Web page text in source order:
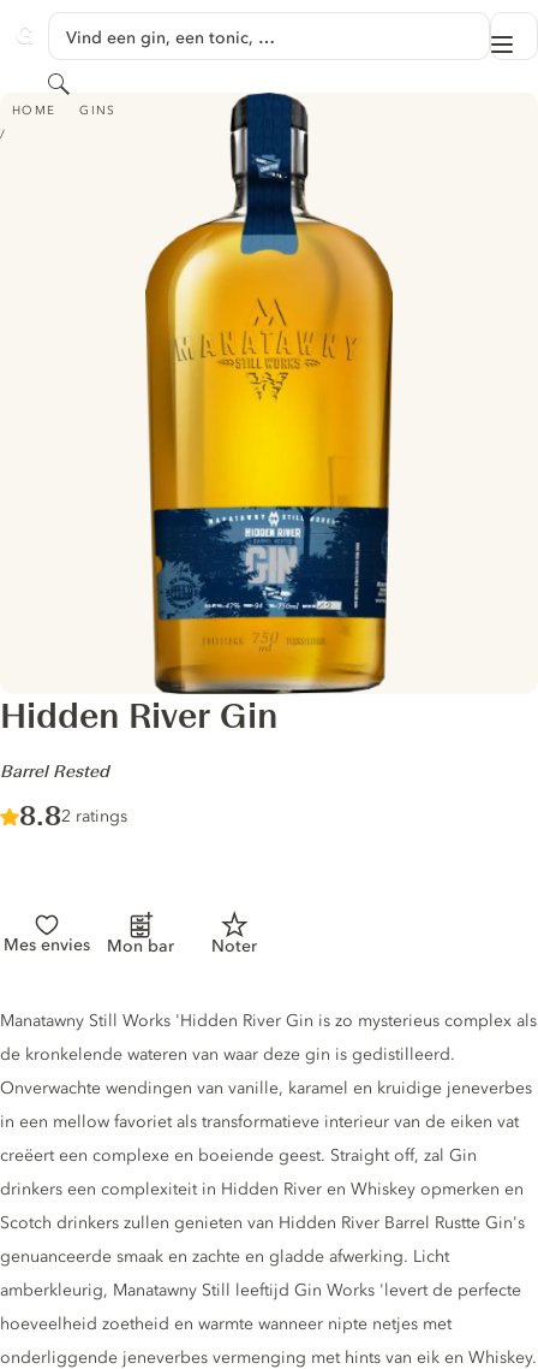
GINVENTORY
Vind een gin, een tonic, …
Zoeken
HOME GINS
HIDDEN RIVER GIN - BARREL RESTED
Hidden River Gin
-
Barrel Rested
Score :
8.8/ 10
2 ratings
Mes envies Mon bar Noter
Gin description
Manatawny Still Works 'Hidden River Gin is zo mysterieus complex als
de kronkelende wateren van waar deze gin is gedistilleerd.
Onverwachte wendingen van vanille, karamel en kruidige jeneverbes
in een mellow favoriet als transformatieve interieur van de eiken vat
creëert een complexe en boeiende geest. Straight off, zal Gin
drinkers een complexiteit in Hidden River en Whiskey opmerken en
Scotch drinkers zullen genieten van Hidden River Barrel Rustte Gin's
genuanceerde smaak en zachte en gladde afwerking. Licht
amberkleurig, Manatawny Still leeftijd Gin Works 'levert de perfecte
hoeveelheid zoetheid en warmte wanneer nipte netjes met
onderliggende jeneverbes vermenging met hints van eik en Whiskey.